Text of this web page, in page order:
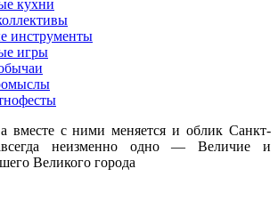
кухни
инструменты
игры
вместе с ними меняется и облик Санкт-
неизменно одно — Величие и
Великого города